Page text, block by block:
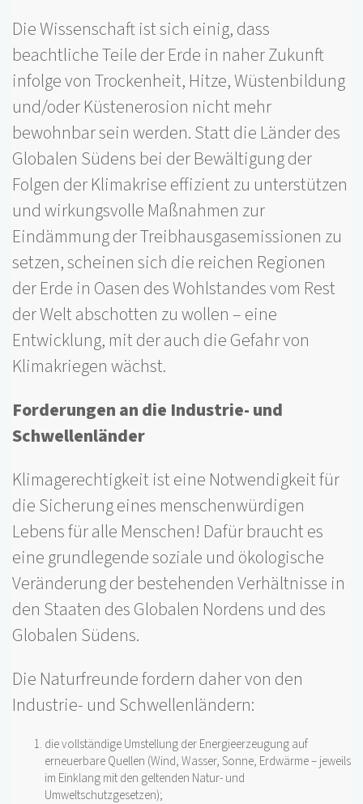
Die Wissenschaft ist sich einig, dass
beachtliche Teile der Erde in naher Zukunft
infolge von Trockenheit, Hitze, Wüstenbildung
und/oder Küstenerosion nicht mehr
bewohnbar sein werden. Statt die Länder des
Globalen Südens bei der Bewältigung der
Folgen der Klimakrise effizient zu unterstützen
und wirkungsvolle Maßnahmen zur
Eindämmung der Treibhausgasemissionen zu
setzen, scheinen sich die reichen Regionen
der Erde in Oasen des Wohlstandes vom Rest
der Welt abschotten zu wollen – eine
Entwicklung, mit der auch die Gefahr von
Klimakriegen wächst.
Forderungen an die Industrie- und
Schwellenländer
Klimagerechtigkeit ist eine Notwendigkeit für
die Sicherung eines menschenwürdigen
Lebens für alle Menschen! Dafür braucht es
eine grundlegende soziale und ökologische
Veränderung der bestehenden Verhältnisse in
den Staaten des Globalen Nordens und des
Globalen Südens.
Die Naturfreunde fordern daher von den
Industrie- und Schwellenländern:
die vollständige Umstellung der Energieerzeugung auf
erneuerbare Quellen (Wind, Wasser, Sonne, Erdwärme – jeweils
im Einklang mit den geltenden Natur- und
Umweltschutzgesetzen);